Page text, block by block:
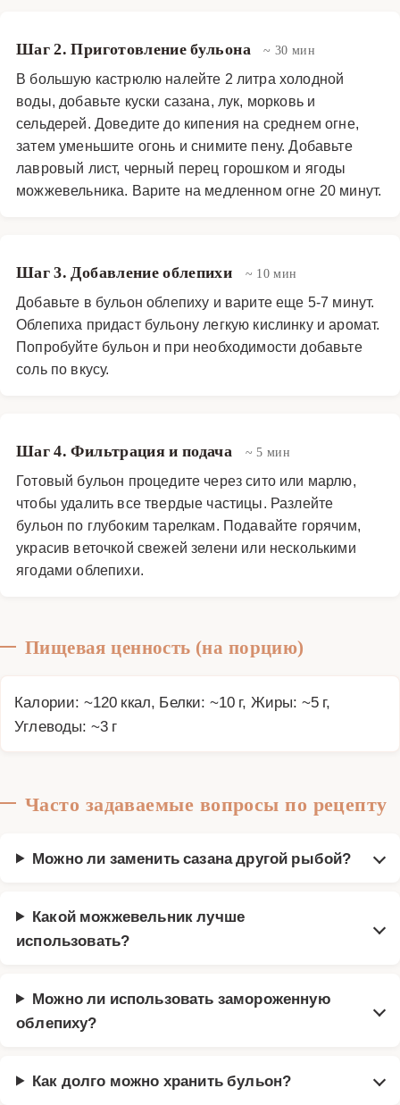
Шаг 2. Приготовление бульона ~ 30 мин
В большую кастрюлю налейте 2 литра холодной
воды, добавьте куски сазана, лук, морковь и
сельдерей. Доведите до кипения на среднем огне,
затем уменьшите огонь и снимите пену. Добавьте
лавровый лист, черный перец горошком и ягоды
можжевельника. Варите на медленном огне 20 минут.
Шаг 3. Добавление облепихи ~ 10 мин
Добавьте в бульон облепиху и варите еще 5-7 минут.
Облепиха придаст бульону легкую кислинку и аромат.
Попробуйте бульон и при необходимости добавьте
соль по вкусу.
Шаг 4. Фильтрация и подача ~ 5 мин
Готовый бульон процедите через сито или марлю,
чтобы удалить все твердые частицы. Разлейте
бульон по глубоким тарелкам. Подавайте горячим,
украсив веточкой свежей зелени или несколькими
ягодами облепихи.
Пищевая ценность (на порцию)
Калории: ~120 ккал, Белки: ~10 г, Жиры: ~5 г,
Углеводы: ~3 г
Часто задаваемые вопросы по рецепту
Можно ли заменить сазана другой рыбой?
Какой можжевельник лучше
использовать?
Можно ли использовать замороженную
облепиху?
Как долго можно хранить бульон?